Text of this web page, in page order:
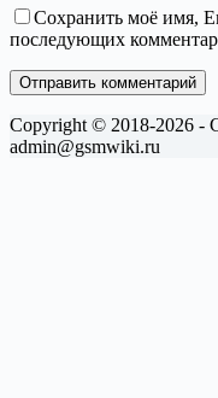
Сохранить моё имя,
последующих
Отправить комментарий
Copyright © 2018-2026 -
admin@gsmwiki.ru